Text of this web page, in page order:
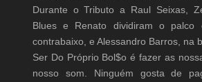
Durante o Tributo a Raul Seixas,
Blues e Renato dividiram o palco
contrabaixo, e Alessandro Barros, na
Ser Do Próprio Bol$o é fazer as
nosso som. Ninguém gosta de